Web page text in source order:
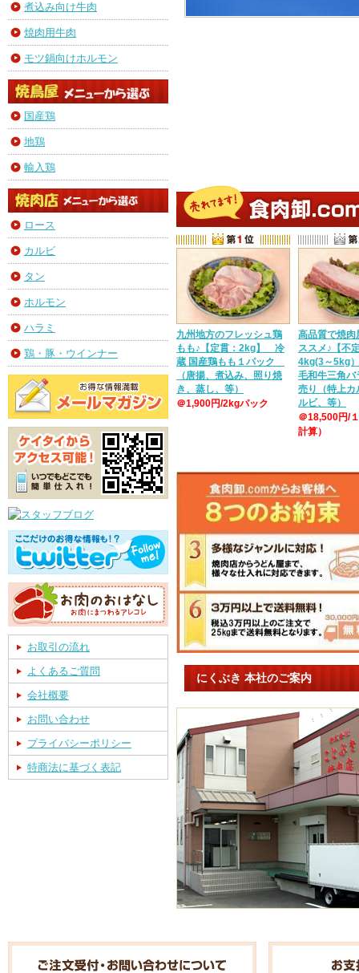
煮込み向け牛肉
焼肉用牛肉
モツ鍋向けホルモン
国産鶏
地鶏
輸入鶏
ロース
カルビ
タン
ホルモン
ハラミ
鶏・豚・ウインナー
お取引の流れ
よくあるご質問
会社概要
お問い合わせ
プライバシーポリシー
特商法に基づく表記
九州地方のフレッシュ鶏
もも♪【定貫：2kg】 冷
蔵 国産鶏もも１パック
（唐揚、煮込み、照り焼
き、蒸し、等）
＠1,900円/2kgパック
高品質で焼肉
ススメ♪【不
4kg(3～5kg
毛和牛三角バ
売り（特上カ
ルビ、等）
＠18,500円/
計算）
にくぶき 本社のご案内